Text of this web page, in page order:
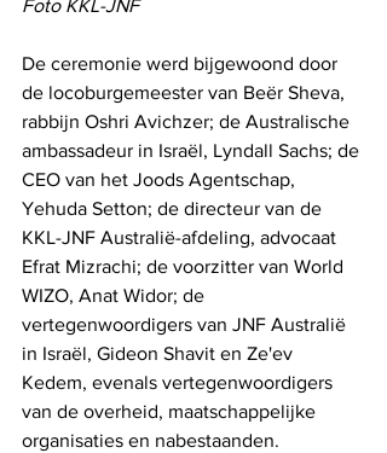
Foto KKL-JNF
De ceremonie werd bijgewoond door
de locoburgemeester van Beër Sheva,
rabbijn Oshri Avichzer; de Australische
ambassadeur in Israël, Lyndall Sachs; de
CEO van het Joods Agentschap,
Yehuda Setton; de directeur van de
KKL-JNF Australië-afdeling, advocaat
Efrat Mizrachi; de voorzitter van World
WIZO, Anat Widor; de
vertegenwoordigers van JNF Australië
in Israël, Gideon Shavit en Ze'ev
Kedem, evenals vertegenwoordigers
van de overheid, maatschappelijke
organisaties en nabestaanden.